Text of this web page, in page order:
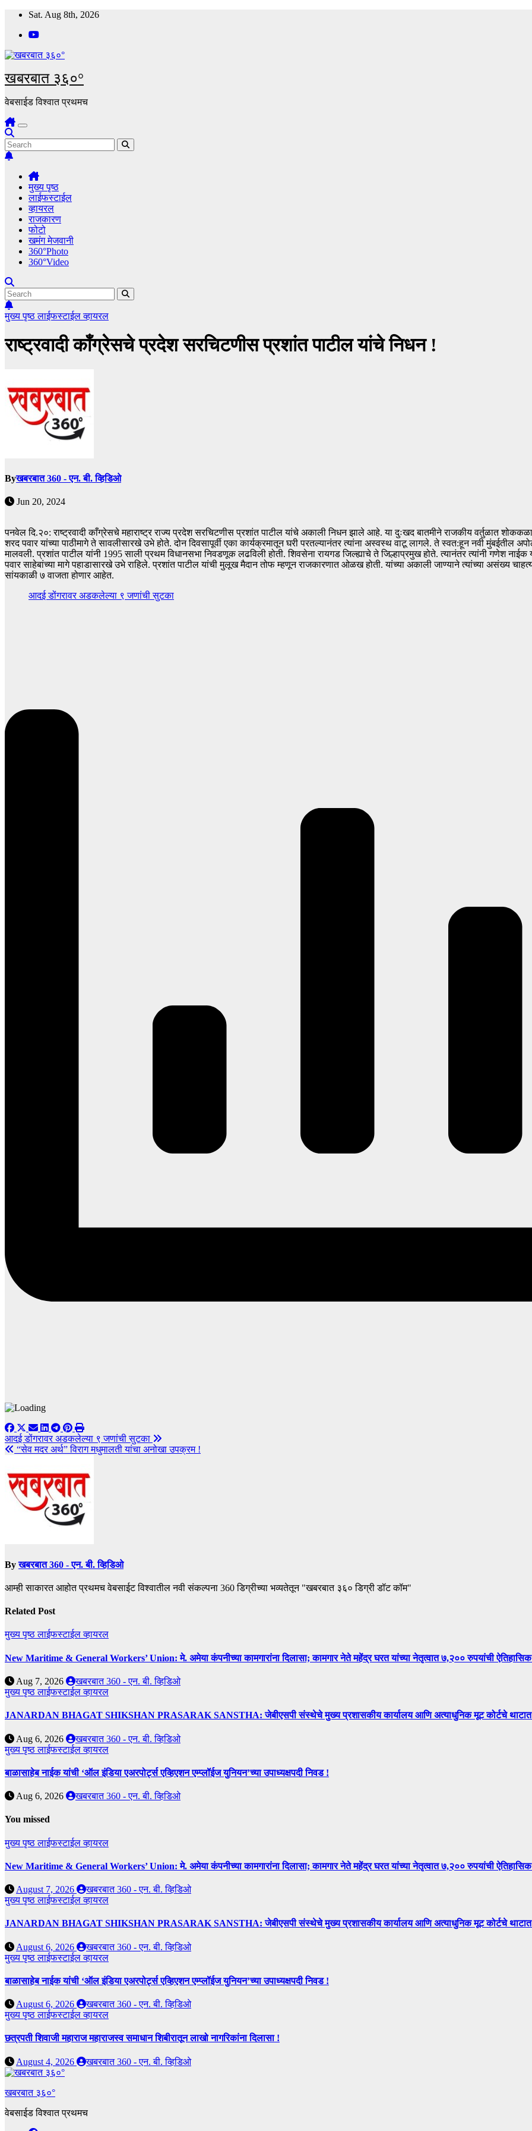
Skip
content
Sat. Aug 8th, 2026
खबरबात ३६०°
वेबसाईड विश्वात प्रथमच
मुख्य पृष्ठ
लाईफस्टाईल
व्हायरल
राजकारण
फोटो
खमंग मेजवानी
360°Photo
360°Video
मुख्य पृष्ठलाईफस्टाईलव्हायरल
राष्ट्रवादी काँग्रेसचे प्रदेश सरचिटणीस प्रशांत पाटील यांचे निधन !
Byखबरबात 360 - एन. बी. व्हिडिओ
Jun 20, 2024
पनवेल दि.२०: राष्ट्रवादी काँग्रेसचे महाराष्ट्र राज्य प्रदेश सरचिटणीस प्रशांत पाटील यांचे अकाली निधन झाले आहे. या दुःखद बातमीने राजकीय वर्तुळात
शरद पवार यांच्या पाठीमागे ते सावलीसारखे उभे होते. दोन दिवसापूर्वी एका कार्यक्रमातून घरी परतल्यानंतर त्यांना अस्वस्थ वाटू लागले. ते स्वत:हून नवी मुंबईतील
मालवली. प्रशांत पाटील यांनी 1995 साली प्रथम विधानसभा निवडणूक लढविली होती. शिवसेना रायगड जिल्ह्याचे ते जिल्हाप्रमुख होते. त्यानंतर त्यांनी गणेश नाईक
पवार साहेबांच्या मागे पहाडासारखे उभे राहिले. प्रशांत पाटील यांची मुलूख मैदान तोफ म्हणून राजकारणात ओळख होती. यांच्या अकाली जाण्याने त्यांच्या असंख्य
सांयकाळी ७ वाजता होणार आहेत.
आदई डोंगरावर अडकलेल्या ९ जणांची सुटका
Post
navigation
आदई डोंगरावर अडकलेल्या ९ जणांची सुटका
“सेव मदर अर्थ” विराग मधुमालती यांचा अनोखा उपक्रम !
Byखबरबात 360 - एन. बी. व्हिडिओ
आम्ही साकारत आहोत प्रथमच वेबसाईट विश्वातील नवी संकल्पना 360 डिग्रीच्या भव्यतेतून "खबरबात ३६० डिग्री डॉट कॉम"
Related Post
मुख्य पृष्ठलाईफस्टाईलव्हायरल
New Maritime & General Workers’ Union: मे. अमेया कंपनीच्या कामगारांना दिलासा; कामगार नेते महेंद्र घरत यांच्या नेतृत्वात ७,२०० रुपयांची ऐतिहासिक
Aug 7, 2026
खबरबात 360 - एन. बी. व्हिडिओ
मुख्य पृष्ठलाईफस्टाईलव्हायरल
JANARDAN BHAGAT SHIKSHAN PRASARAK SANSTHA: जेबीएसपी संस्थेचे मुख्य प्रशासकीय कार्यालय आणि अत्याधुनिक मूट कोर्टचे थाटात
Aug 6, 2026
खबरबात 360 - एन. बी. व्हिडिओ
मुख्य पृष्ठलाईफस्टाईलव्हायरल
बाळासाहेब नाईक यांची ‘ऑल इंडिया एअरपोर्ट्स एव्हिएशन एम्प्लॉईज युनियन’च्या उपाध्यक्षपदी निवड !
Aug 6, 2026 खबरबात 360 - एन. बी. व्हिडिओ
You missed
मुख्य पृष्ठलाईफस्टाईलव्हायरल
New Maritime & General Workers’ Union: मे. अमेया कंपनीच्या कामगारांना दिलासा; कामगार नेते महेंद्र घरत यांच्या नेतृत्वात ७,२०० रुपयांची ऐतिहासिक
August 7, 2026
खबरबात 360 - एन. बी. व्हिडिओ
मुख्य पृष्ठलाईफस्टाईलव्हायरल
JANARDAN BHAGAT SHIKSHAN PRASARAK SANSTHA: जेबीएसपी संस्थेचे मुख्य प्रशासकीय कार्यालय आणि अत्याधुनिक मूट कोर्टचे थाटात
August 6, 2026
खबरबात 360 - एन. बी. व्हिडिओ
मुख्य पृष्ठलाईफस्टाईलव्हायरल
बाळासाहेब नाईक यांची ‘ऑल इंडिया एअरपोर्ट्स एव्हिएशन एम्प्लॉईज युनियन’च्या उपाध्यक्षपदी निवड !
August 6, 2026
खबरबात 360 - एन. बी. व्हिडिओ
मुख्य पृष्ठलाईफस्टाईलव्हायरल
छत्रपती शिवाजी महाराज महाराजस्व समाधान शिबीरातून लाखो नागरिकांना दिलासा !
August 4, 2026 खबरबात 360 - एन. बी. व्हिडिओ
खबरबात ३६०°
वेबसाईड विश्वात प्रथमच